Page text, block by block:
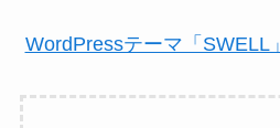
WordPressテーマ「SWELL